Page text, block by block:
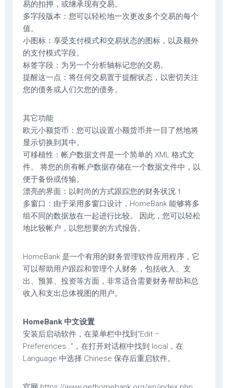
易的扣押，或继承现有交易。
多字段版本：您可以轻松地一次更改多个交易的每个
值。
小图标：享受支付模式和交易状态的图标，以及额外
的支付模式字段。
标签字段：为另一个分析轴标记您的交易。
提醒这一点：将任何交易置于提醒状态，以密切关注
您的债务或人们欠您的债务。
其它功能
欧元小额货币：您可以设置小额货币并一目了然地将
显示切换到其中。
可移植性：帐户数据文件是一个简单的 XML 格式文
件。 将您的所有帐户数据存储在一个数据文件中，以
便于备份或传输。
漂亮的界面：以时尚的方式跟踪您的财务状况！
多窗口：由于采用多窗口设计，HomeBank 能够将多
组不同的数据放在一起进行比较。 因此，您可以轻松
地比较帐户，以您想要的方式报告。
HomeBank 是一个有用的财务管理软件应用程序，它
可以帮助用户跟踪和管理个人财务，包括收入、支
出、预算、投资等方面，非常适合需要财务帮助和总
收入和支出总体视图的用户。
HomeBank 中文设置
安装后启动软件，在菜单栏中找到“Edit –
Preferences…”，在打开对话框中找到 local，在
Language 中选择 Chinese 保存后重启软件。